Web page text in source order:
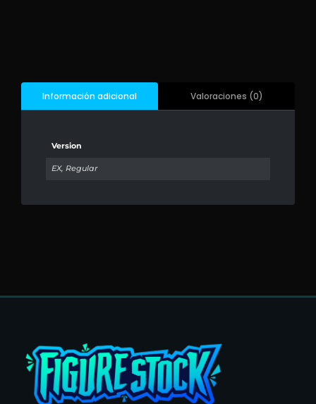
Información adicional Valoraciones (0)
Version
EX, Regular